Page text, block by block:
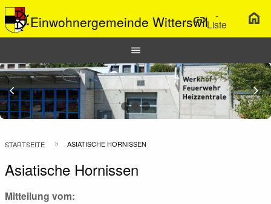
Einwohnergemeinde Witterswil
link -
Liste home
Hauptnavigation
Top
Bar
menu
Previous Slide
arrow_back_ios arrow_forward_ios
Pfadnavigation
STARTSEITE ASIATISCHE HORNISSEN
Asiatische Hornissen
Mitteilung vom